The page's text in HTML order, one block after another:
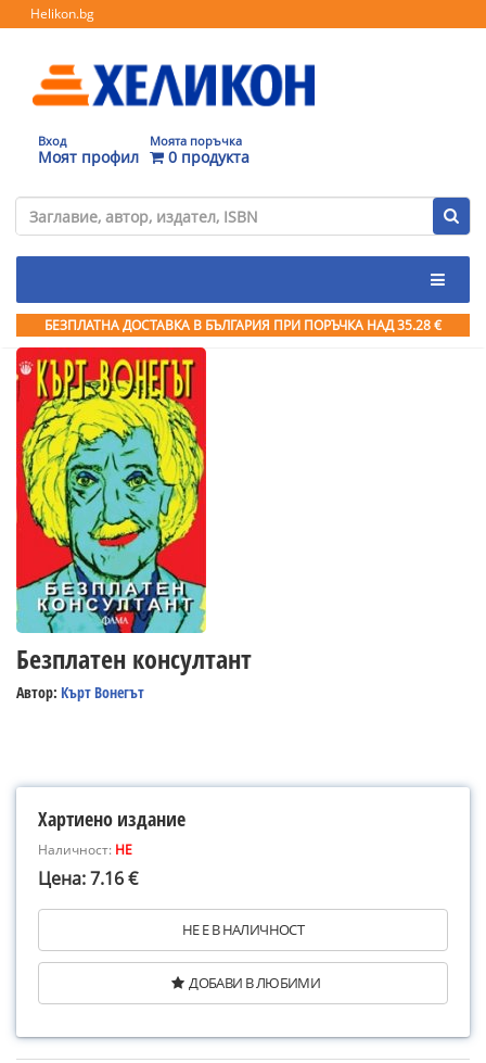
Helikon.bg
Вход
Моят профил
Моята поръчка
0 продукта
БЕЗПЛАТНА ДОСТАВКА В БЪЛГАРИЯ ПРИ ПОРЪЧКА НАД 35.28 €
Безплатен консултант
Автор: Кърт Вонегът
Хартиено издание
Наличност: НЕ
Цена: 7.16 €
НЕ Е В НАЛИЧНОСТ
ДОБАВИ В ЛЮБИМИ